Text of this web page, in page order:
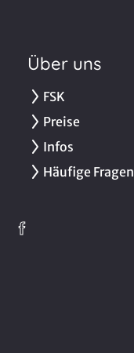
Über uns
FSK
Preise
Infos
Häufige Fragen